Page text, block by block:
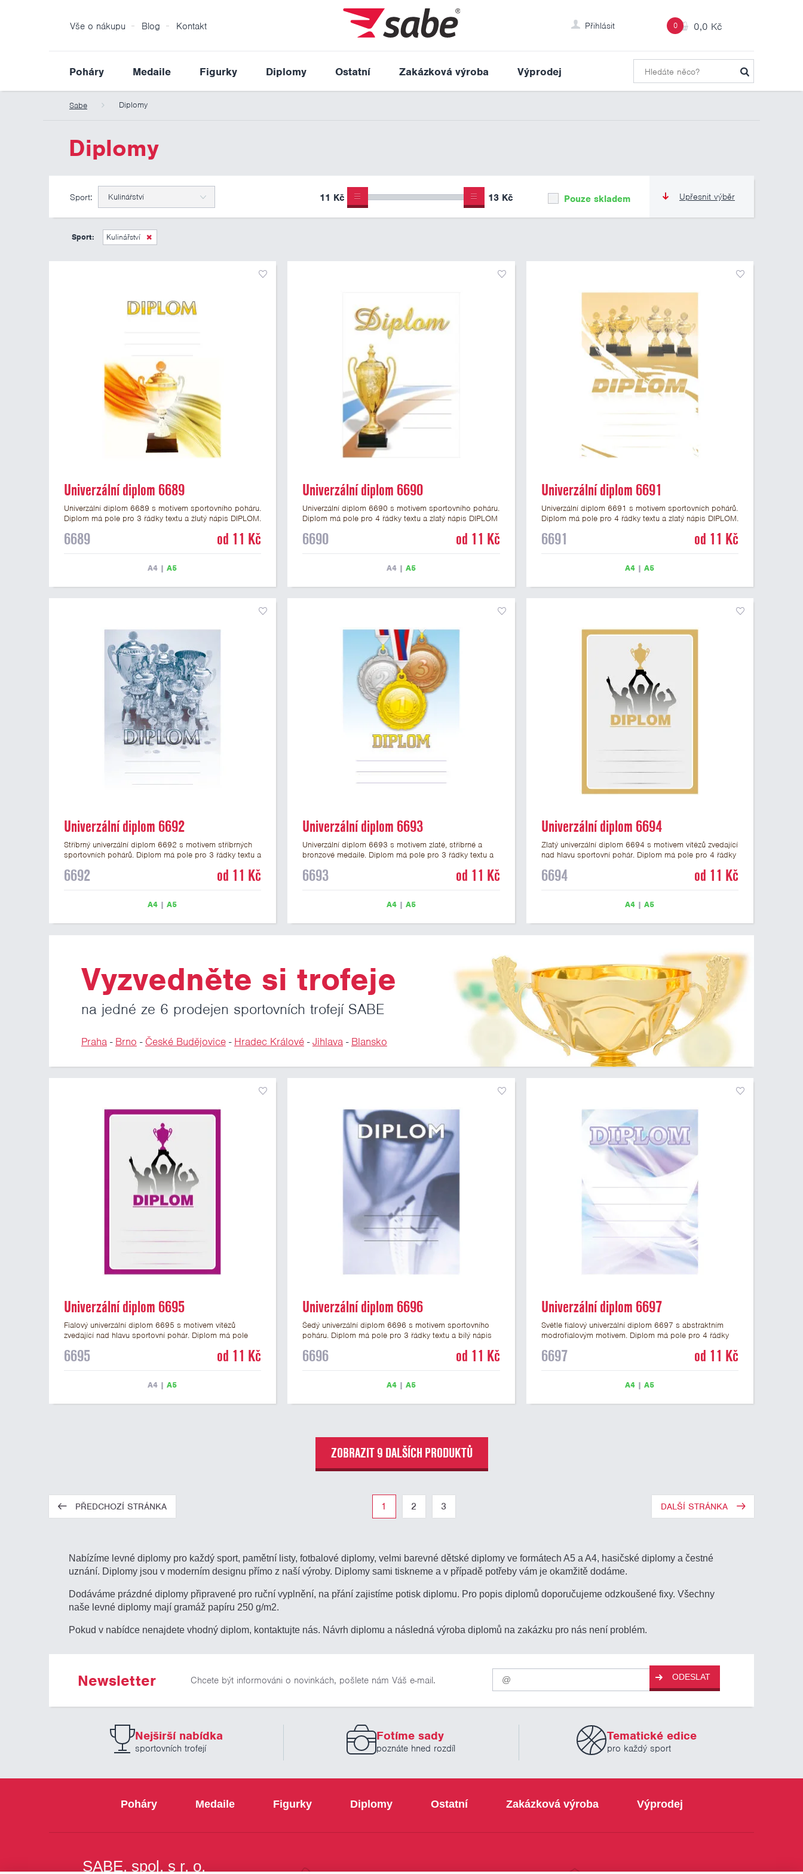
0 0,0 Kč
Přihlásit
Vše o nákupu Blog Kontakt
Poháry Medaile Figurky Diplomy Ostatní Zakázková výroba Výprodej
Sabe Diplomy
Diplomy
Upřesnit výběr
Sport: Kulinářství Pouze skladem
11 Kč 13 Kč
Sport: Kulinářství
Univerzální diplom 6689
Univerzální diplom 6689 s motivem sportovního poháru.
Diplom má pole pro 3 řádky textu a žlutý nápis DIPLOM.
Tento diplom je vhodný pro většinu událostí, ke kterým
6689 od 11 Kč
A4 |A5
Univerzální diplom 6690
Univerzální diplom 6690 s motivem sportovního poháru.
Diplom má pole pro 4 řádky textu a zlatý nápis DIPLOM
máme ve formátu A4 a A5. Tento diplom je vhodný pro
motivem poháru má gramáž 250 g/m2.
6690 od 11 Kč
A4| A5
Univerzální diplom 6691
Univerzální diplom 6691 s motivem sportovních pohárů.
Diplom má pole pro 4 řádky textu a zlatý nápis DIPLOM.
Tento univerzální diplom je vhodný pro většinu událostí,
pohárů má gramáž 250 g/m2.
6691 od 11 Kč
A4 |A5
Univerzální diplom 6692
Stříbrný univerzální diplom 6692 s motivem stříbrných
sportovních pohárů. Diplom má pole pro 3 řádky textu a
ve formátu A4 a A5. Tento univerzální diplom je vhodný
s univerzálním motivem pohárů má gramáž 250 g/m2.
6692 od 11 Kč
A4 |A5
Univerzální diplom 6693
Univerzální diplom 6693 s motivem zlaté, stříbrné a
bronzové medaile. Diplom má pole pro 3 řádky textu a
formátu A4 a A5. Tento univerzální diplom je vhodný
univerzálním motivem medailí má gramáž 250 g/m2.
6693 od 11 Kč
A4| A5
Univerzální diplom 6694
Zlatý univerzální diplom 6694 s motivem vítězů zvedající
nad hlavu sportovní pohár. Diplom má pole pro 4 řádky
máme ve formátu A4 a A5. Tento univerzální diplom je
diplom s univerzálním motivem vítězů s pohárem má
6694 od 11 Kč
A4 |A5
Vyzvedněte si trofeje
na jedné ze 6 prodejen sportovních trofejí SABE
Praha- Brno - České Budějovice- Hradec Králové-Jihlava- Blansko
Univerzální diplom 6695
Fialový univerzální diplom 6695 s motivem vítězů
zvedající nad hlavu sportovní pohár. Diplom má pole
diplom 6695 máme ve formátu A4 a A5. Tento
sportovní pohár. Papírový diplom s univerzálním
6695 od 11 Kč
A4 |A5
Univerzální diplom 6696
Šedý univerzální diplom 6696 s motivem sportovního
poháru. Diplom má pole pro 3 řádky textu a bílý nápis
a A5. Tento univerzální diplom je vhodný pro většinu
motivem sportovního poháru má gramáž 250 g/m2.
6696 od 11 Kč
A4| A5
Univerzální diplom 6697
Světle fialový univerzální diplom 6697 s abstraktním
modrofialovým motivem. Diplom má pole pro 4 řádky
diplom 6697 máme ve formátu A4 a A5. Papírový
6697 od 11 Kč
A4 |A5
ZOBRAZIT 9 DALŠÍCH PRODUKTŮ
PŘEDCHOZÍ STRÁNKA 1 2 3 DALŠÍ STRÁNKA
Nabízíme levné diplomy pro každý sport, pamětní listy, fotbalové diplomy, velmi barevné dětské diplomy ve formátech A5 a A4, hasičské diplomy a čestné
uznání. Diplomy jsou v moderním designu přímo z naší výroby. Diplomy sami tiskneme a v případě potřeby vám je okamžitě dodáme.
Dodáváme prázdné diplomy připravené pro ruční vyplnění, na přání zajistíme potisk diplomu. Pro popis diplomů doporučujeme odzkoušené fixy. Všechny
naše levné diplomy mají gramáž papíru 250 g/m2.
Pokud v nabídce nenajdete vhodný diplom, kontaktujte nás. Návrh diplomu a následná výroba diplomů na zakázku pro nás není problém.
Newsletter Chcete být informováni o novinkách, pošlete nám Váš e-mail.
Pro
odběr
našich
novinek
ODESLAT
Nejširší nabídka
sportovních trofejí
Fotíme sady
poznáte hned rozdíl
Tematické edice
pro každý sport
Poháry Medaile Figurky Diplomy Ostatní Zakázková výroba Výprodej
SABE, spol. s r. o.